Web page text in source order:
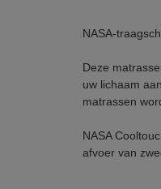
NASA-
Deze
uw lichaam
matrassen
NASA
afvoer van